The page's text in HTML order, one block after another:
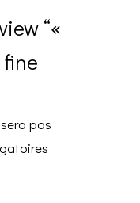
“«
fine
pas